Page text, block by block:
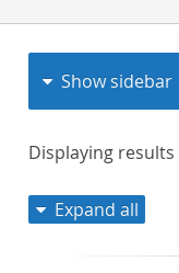
Show sidebar
Displaying results
Expand all